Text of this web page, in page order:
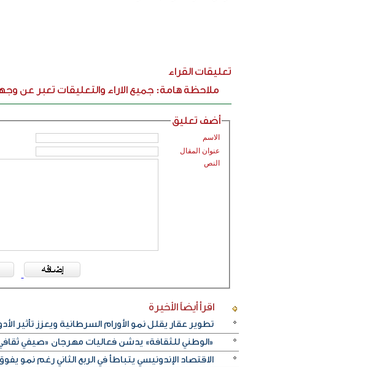
تعليقات القراء
ملاحظة هامة: جميع الاراء والتعليقات تعبر عن
أضف تعليق
الاسم
عنوان المقال
النص
اقرأ أيضاًالأخيرة
تطوير عقار يقلل نمو الأورام السرطانية ويعزز تأثير
«الوطني للثقافة» يدشن فعاليات مهرجان «صيفي ثقافي
الاقتصاد الإندونيسي يتباطأ في الربع الثاني رغم نمو